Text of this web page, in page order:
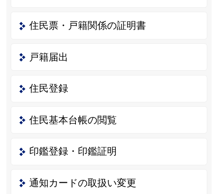
住民票・戸籍関係の証明書
戸籍届出
住民登録
住民基本台帳の閲覧
印鑑登録・印鑑証明
通知カードの取扱い変更